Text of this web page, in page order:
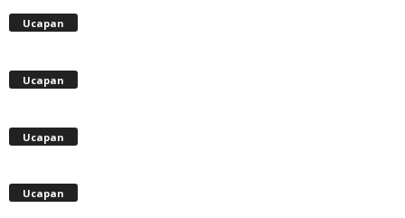
Ucapan
Ucapan
Ucapan
Ucapan